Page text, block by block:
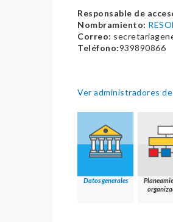
Responsable de
Nombramiento:
Correo:
Teléfono:939890866
Ver administradores
Datos generales